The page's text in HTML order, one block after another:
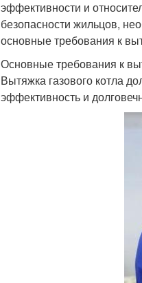
эффективности и
безопасности жильцов,
основные требования к
Основные требования к
Вытяжка газового котла
эффективность и